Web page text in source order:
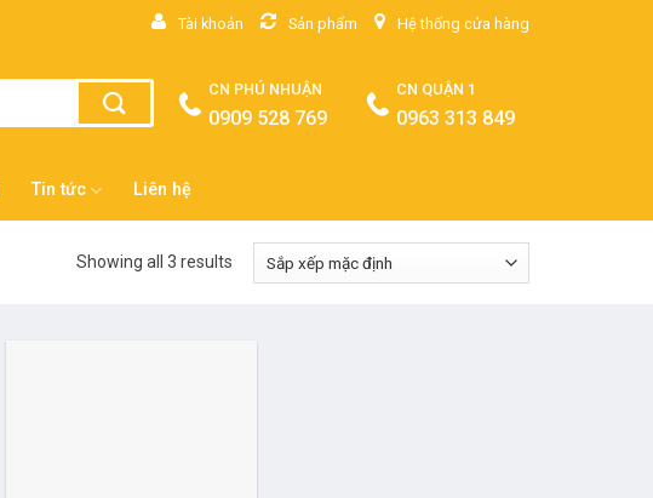
Tài khoản Sản phẩm Hệ thống cửa hàng
CN PHÚ NHUẬN
0909 528 769
CN QUẬN 1
0963 313 849
Tin tức Liên hệ
Showing all 3 results